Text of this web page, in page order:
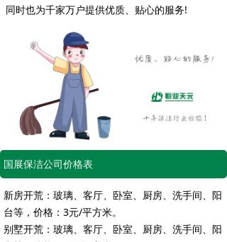
国展保洁公司价格表
新房开荒：玻璃、客厅、卧室、厨房、洗手间、阳
台等，价格：3元/平方米。
别墅开荒：玻璃、客厅、卧室、厨房、洗手间、阳
同时也为千家万户提供优质、贴心的服务!